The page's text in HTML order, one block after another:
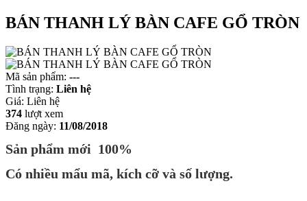
BÁN THANH LÝ BÀN CAFE GỔ TRÒN
Mã sản phẩm: ---
Tình trạng: Liên hệ
Giá: Liên hệ
374 lượt xem
Đăng ngày: 11/08/2018
Sản phẩm mới 100%
Có nhiều mẩu mã, kích cỡ và số lượng.